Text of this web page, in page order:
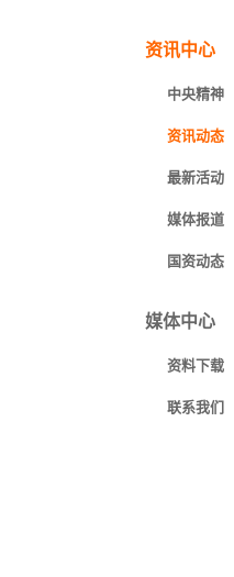
资讯中心
中央精神
资讯动态
最新活动
媒体报道
国资动态
媒体中心
资料下载
联系我们